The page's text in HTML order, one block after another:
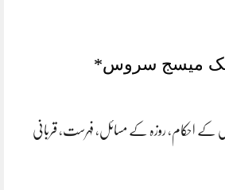
میسج سروس*
کے احکام ، روزہ کے مسائل، فہرست، قربانی